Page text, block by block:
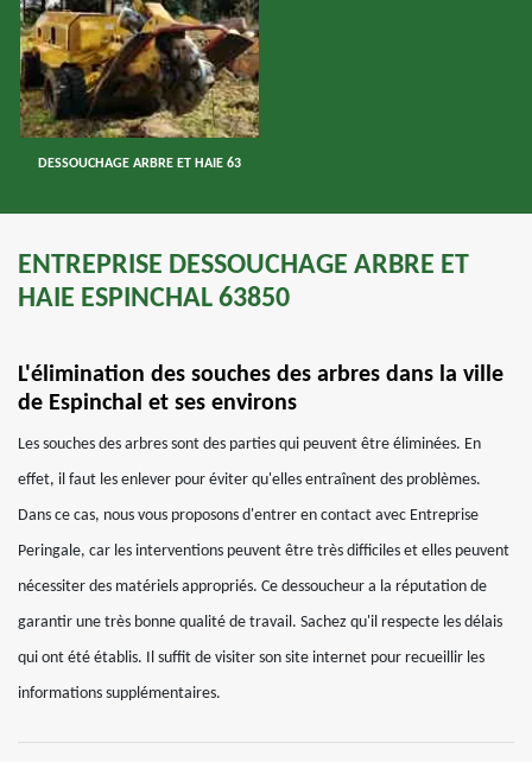
DESSOUCHAGE ARBRE ET HAIE 63
ENTREPRISE DESSOUCHAGE ARBRE ET
HAIE ESPINCHAL 63850
L'élimination des souches des arbres dans la ville
de Espinchal et ses environs
Les souches des arbres sont des parties qui peuvent être éliminées. En
effet, il faut les enlever pour éviter qu'elles entraînent des problèmes.
Dans ce cas, nous vous proposons d'entrer en contact avec Entreprise
Peringale, car les interventions peuvent être très difficiles et elles peuvent
nécessiter des matériels appropriés. Ce dessoucheur a la réputation de
garantir une très bonne qualité de travail. Sachez qu'il respecte les délais
qui ont été établis. Il suffit de visiter son site internet pour recueillir les
informations supplémentaires.